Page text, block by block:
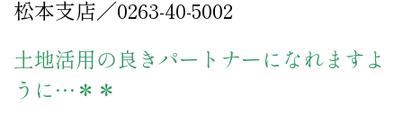
松本支店／0263-40-5002
土地活用の良きパートナーになれますよ
うに…＊＊